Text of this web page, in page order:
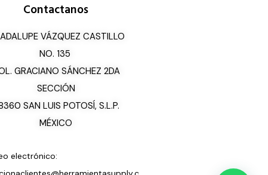
Contactanos
VÁZQUEZ CASTILLO
NO. 135
GRACIANO SÁNCHEZ 2DA
SECCIÓN
SAN LUIS POTOSÍ, S.L.P.
MÉXICO
electrónico: